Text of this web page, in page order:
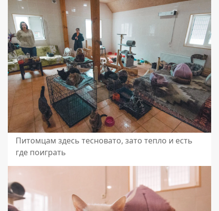
Питомцам здесь тесновато, зато тепло и есть
где поиграть